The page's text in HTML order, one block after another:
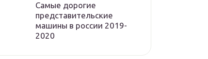
Cамые дорогие
представительские
машины в россии 2019-
2020